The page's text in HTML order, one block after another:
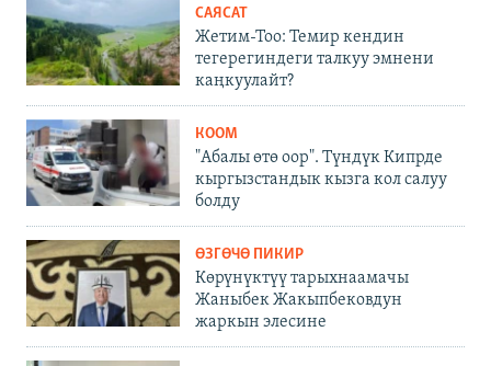
САЯСАТ
Жетим-Тоо: Темир кендин
тегерегиндеги талкуу эмнени
каңкуулайт?
КООМ
"Абалы өтө оор". Түндүк Кипрде
кыргызстандык кызга кол салуу
болду
ӨЗГӨЧӨ ПИКИР
Көрүнүктүү тарыхнаамачы
Жаныбек Жакыпбековдун
жаркын элесине